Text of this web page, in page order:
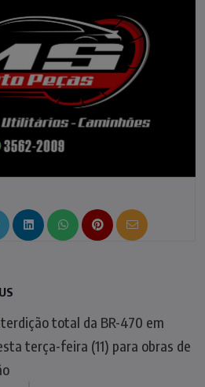
total da BR-470 em
terça-feira (11) para obras de